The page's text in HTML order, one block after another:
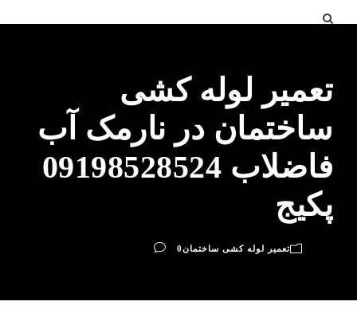
تعمیر لوله کشی
ساختمان در نارمک آب
فاضلاب 09198528524
پکیج
تعمیر لوله کشی ساختمان0